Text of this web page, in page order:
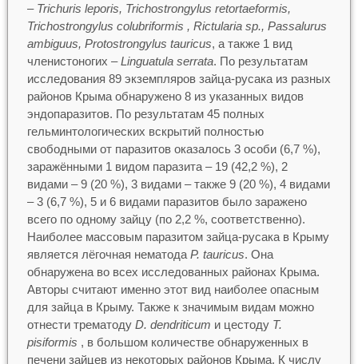
– Trichuris leporis, Trichostrongylus retortaeformis,
Trichostrongylus colubriformis , Rictularia sp., Passalurus
ambiguus, Protostrongylus tauricus, а также 1 вид
членистоногих –Linguatula serrata. По результатам
исследования 89 экземпляров зайца-русака из разных
районов Крыма обнаружено 8 из указанных видов
эндопаразитов. По результатам 45 полных
гельминтологических вскрытий полностью
свободными от паразитов оказалось 3 особи (6,7 %),
заражёнными 1 видом паразита – 19 (42,2 %), 2
видами – 9 (20 %), 3 видами – также 9 (20 %), 4 видами
– 3 (6,7 %), 5 и 6 видами паразитов было заражено
всего по одному зайцу (по 2,2 %, соответственно).
Наиболее массовым паразитом зайца-русака в Крыму
является лёгочная нематода P. tauricus. Она
обнаружена во всех исследованных районах Крыма.
Авторы считают именно этот вид наиболее опасным
для зайца в Крыму. Также к значимым видам можно
отнести трематоду D. dendriticum и цестоду T.
pisiformis , в большом количестве обнаруженных в
печени зайцев из некоторых районов Крыма. К числу